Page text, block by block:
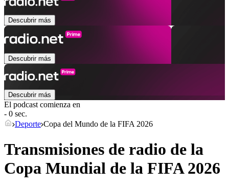
Descubrir más
Descubrir más
Descubrir más
El podcast comienza en
- 0 sec.
Deporte Copa del Mundo de la FIFA 2026
Transmisiones de radio de la
Copa Mundial de la FIFA 2026